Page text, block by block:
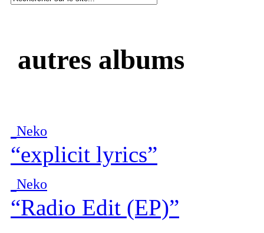
autres albums
Neko
“explicit lyrics”
Neko
“Radio Edit (EP)”